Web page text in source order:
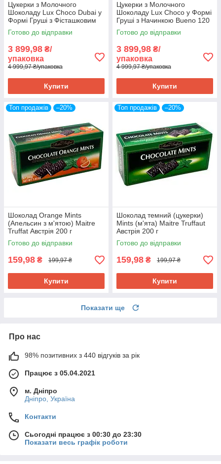
Цукерки з Молочного
Шоколаду Lux Choco Dubai у
Формі Груші з Фісташковим
Кремом 120 штук по 25 г
всього 3 кг Об'єднані
Арабські Ем
Готово до відправки
3 899,98 ₴/
упаковка
4 999,97 ₴/упаковка
Купити
Цукерки з Молочного
Шоколаду Lux Choco у Формі
Груші з Начинкою Bueno 120
штук по 25 г всього 3 кг
Об'єднані Арабські Емірати
Готово до відправки
3 899,98 ₴/
упаковка
4 999,97 ₴/упаковка
Купити
Топ продажів –20%
Шоколад Orange Mints
(Апельсин з м'ятою) Maitre
Truffat Австрія 200 г
Готово до відправки
159,98 ₴ 199,97 ₴
Купити
Топ продажів –20%
Шоколад темний (цукерки)
Mints (м'ята) Maitre Truffaut
Австрія 200 г
Готово до відправки
159,98 ₴ 199,97 ₴
Купити
Показати ще
Про нас
98% позитивних з 440 відгуків за рік
Працює з 05.04.2021
м. Дніпро
Дніпро, Україна
Контакти
Сьогодні працює з 00:30 до 23:30
Показати весь графік роботи